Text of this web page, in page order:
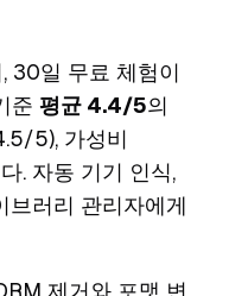
30일 무료 체험이
준 평균 4.4/5의
5), 가성비
. 자동 기기 인식,
브러리 관리자에게
제거와 포맷 변